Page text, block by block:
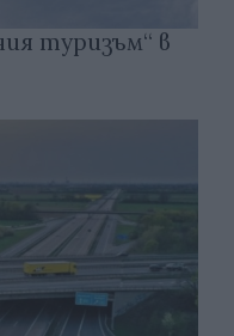
туризъм“ в